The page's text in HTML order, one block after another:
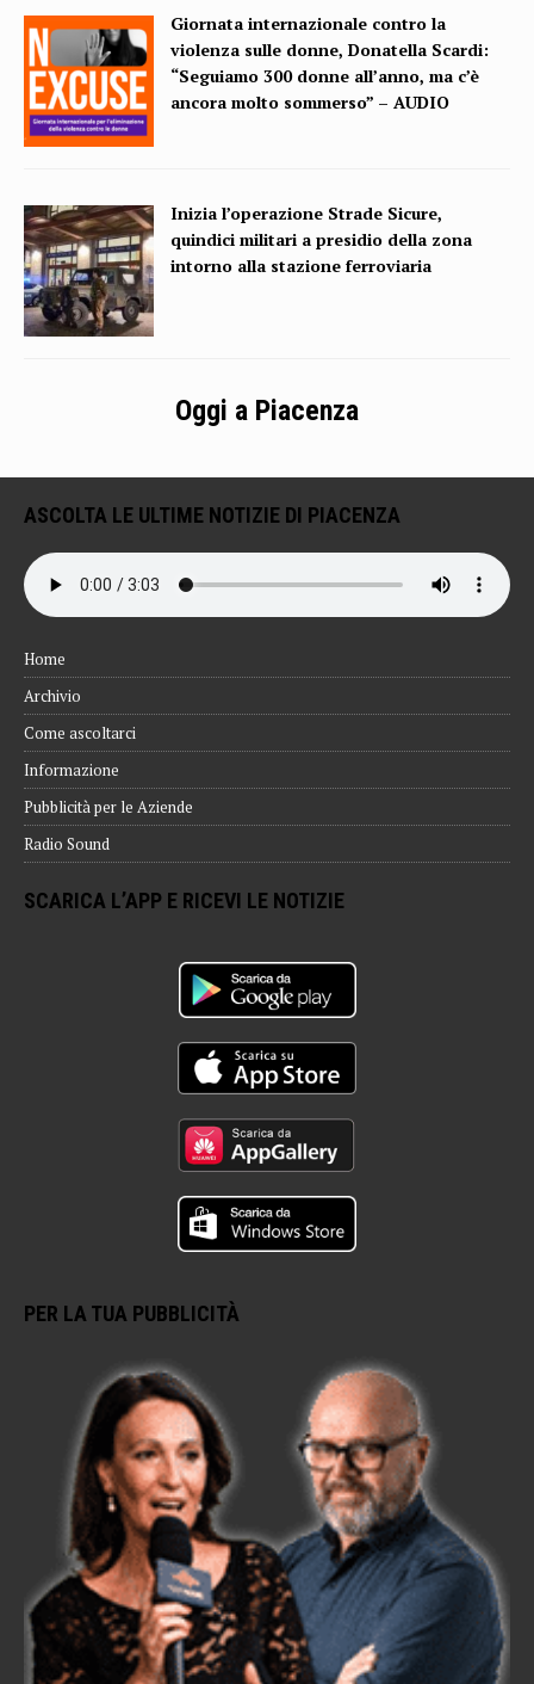
Giornata internazionale contro la
violenza sulle donne, Donatella Scardi:
“Seguiamo 300 donne all’anno, ma c’è
ancora molto sommerso” – AUDIO
Inizia l’operazione Strade Sicure,
quindici militari a presidio della zona
intorno alla stazione ferroviaria
Oggi a Piacenza
ASCOLTA LE ULTIME NOTIZIE DI PIACENZA
Home
Archivio
Come ascoltarci
Informazione
Pubblicità per le Aziende
Radio Sound
SCARICA L’APP E RICEVI LE NOTIZIE
PER LA TUA PUBBLICITÀ